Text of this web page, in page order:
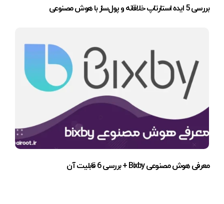
بررسی 5 ایده استارتاپ خلاقانه و پول‌ساز با هوش مصنوعی
معرفی هوش مصنوعی Bixby + بررسی 6 قابلیت آن